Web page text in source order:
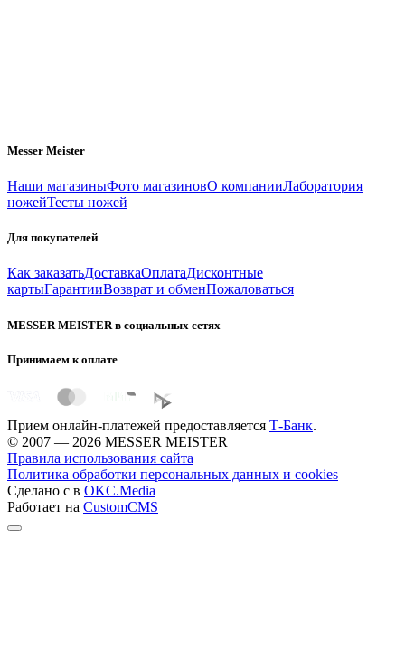
Messer Meister
Наши магазиныФото магазиновО компанииЛаборатория
ножейТесты ножей
Для покупателей
Как заказатьДоставкаОплатаДисконтные
картыГарантииВозврат и обменПожаловаться
MESSER MEISTER в социальных сетях
Принимаем к оплате
Прием онлайн-платежей предоставляется Т-Банк.
© 2007 — 2026 MESSER MEISTER
Правила использования сайта
Политика обработки персональных данных и cookies
Сделано с в OKC.Media
Работает на CustomCMS